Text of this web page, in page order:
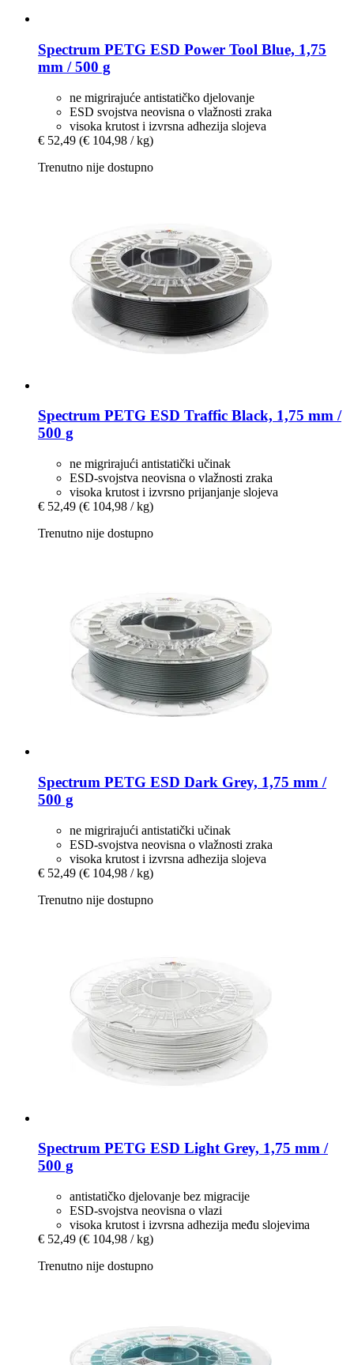
Spectrum PETG ESD Power Tool Blue, 1,75
mm / 500 g
ne migrirajuće antistatičko djelovanje
ESD svojstva neovisna o vlažnosti zraka
visoka krutost i izvrsna adhezija slojeva
€ 52,49 (€ 104,98 / kg)
Trenutno nije dostupno
Spectrum PETG ESD Traffic Black, 1,75 mm /
500 g
ne migrirajući antistatički učinak
ESD-svojstva neovisna o vlažnosti zraka
visoka krutost i izvrsno prijanjanje slojeva
€ 52,49 (€ 104,98 / kg)
Trenutno nije dostupno
Spectrum PETG ESD Dark Grey, 1,75 mm /
500 g
ne migrirajući antistatički učinak
ESD-svojstva neovisna o vlažnosti zraka
visoka krutost i izvrsna adhezija slojeva
€ 52,49 (€ 104,98 / kg)
Trenutno nije dostupno
Spectrum PETG ESD Light Grey, 1,75 mm /
500 g
antistatičko djelovanje bez migracije
ESD-svojstva neovisna o vlazi
visoka krutost i izvrsna adhezija među slojevima
€ 52,49 (€ 104,98 / kg)
Trenutno nije dostupno